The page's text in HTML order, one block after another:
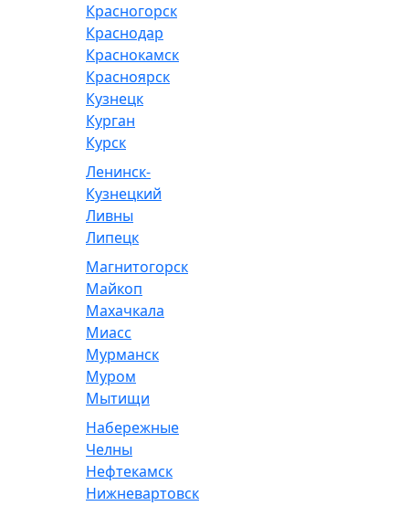
Красногорск
Краснодар
Краснокамск
Красноярск
Кузнецк
Курган
Курск
Ленинск-
Кузнецкий
Ливны
Липецк
Магнитогорск
Майкоп
Махачкала
Миасс
Мурманск
Муром
Мытищи
Набережные
Челны
Нефтекамск
Нижневартовск